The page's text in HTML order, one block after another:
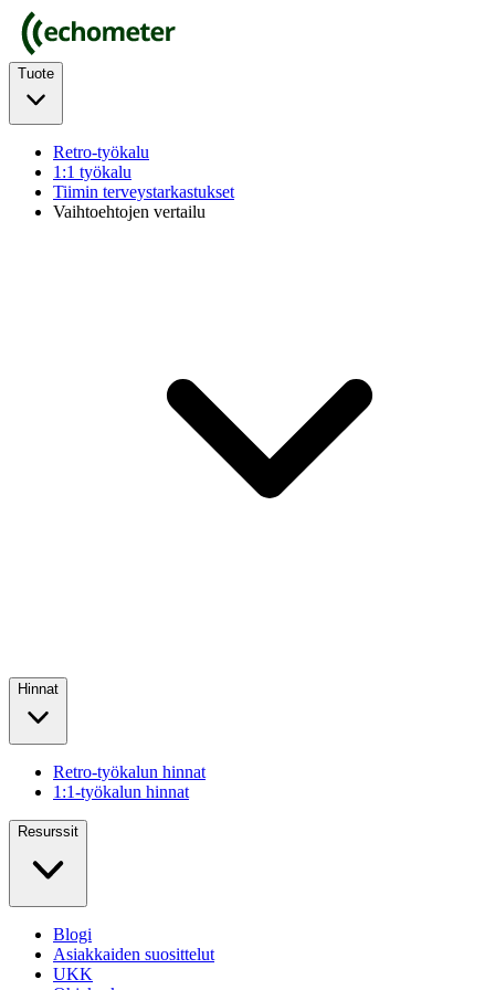
Tuote
Retro-työkalu
1:1 työkalu
Tiimin terveystarkastukset
Vaihtoehtojen vertailu
Hinnat
Retro-työkalun hinnat
1:1-työkalun hinnat
Resurssit
Blogi
Asiakkaiden suosittelut
UKK